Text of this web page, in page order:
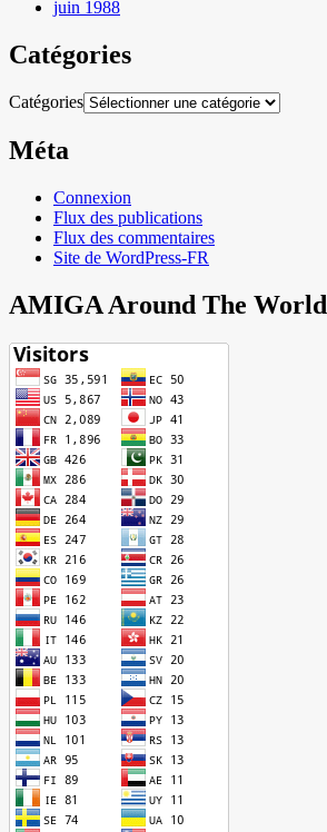
juin 1988
Catégories
Catégories
Méta
Connexion
Flux des publications
Flux des commentaires
Site de WordPress-FR
AMIGA Around The World